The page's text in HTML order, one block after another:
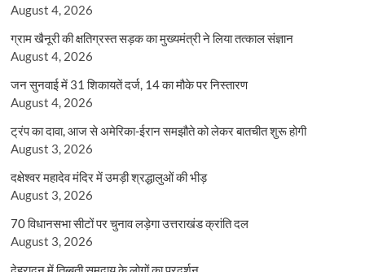
August 4, 2026
ग्राम खैनूरी की क्षतिग्रस्त सड़क का मुख्यमंत्री ने लिया तत्काल संज्ञान
August 4, 2026
जन सुनवाई में 31 शिकायतें दर्ज, 14 का मौके पर निस्तारण
August 4, 2026
ट्रंप का दावा, आज से अमेरिका-ईरान समझौते को लेकर बातचीत शुरू होगी
August 3, 2026
दक्षेश्वर महादेव मंदिर में उमड़ी श्रद्धालुओं की भीड़
August 3, 2026
70 विधानसभा सीटों पर चुनाव लड़ेगा उत्तराखंड क्रांति दल
August 3, 2026